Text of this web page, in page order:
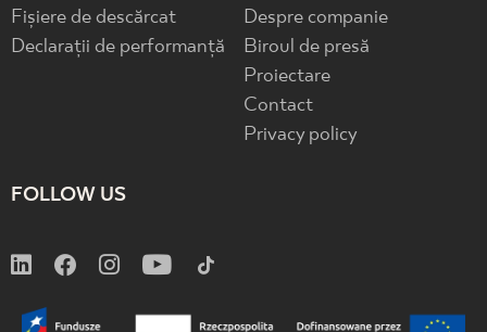
Fișiere de descărcat
Declarații de performanță
Despre companie
Biroul de presă
Proiectare
Contact
Privacy policy
FOLLOW US